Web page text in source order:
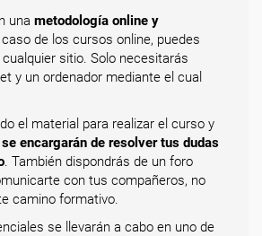
una metodología online y
caso de los cursos online, puedes
sitio. Solo necesitarás
y un ordenador mediante el cual
el material para realizar el curso y
encargarán de resolver tus dudas
. También dispondrás de un foro
con tus compañeros, no
camino formativo.
se llevarán a cabo en uno de